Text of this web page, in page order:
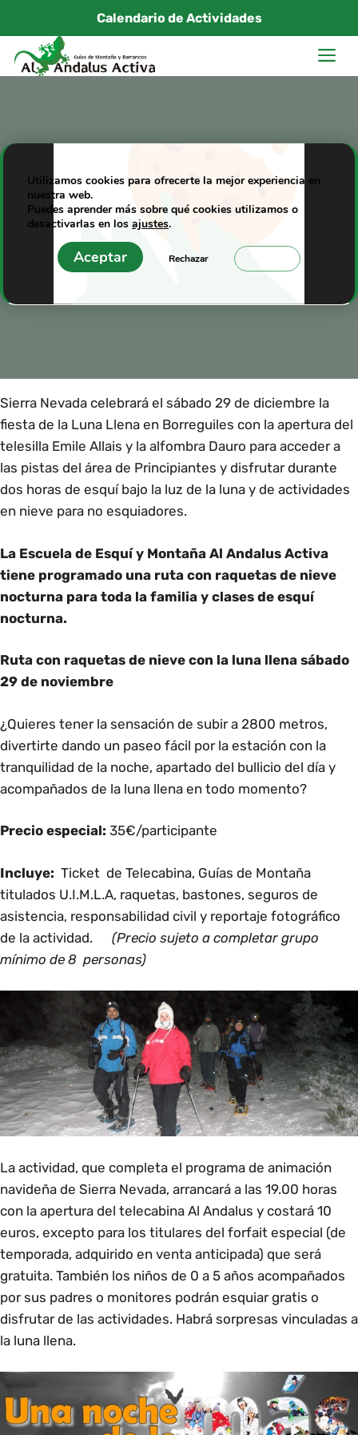
contenido
Calendario de Actividades
Sierra Nevada ruta de
raquetas de nieve con
luna llena en Navidad
25/12/2012 alandalus
Sierra Nevada celebrará el sábado 29 de diciembre la
fiesta de la Luna Llena en Borreguiles con la apertura del
telesilla Emile Allais y la alfombra Dauro para acceder a
las pistas del área de Principiantes y disfrutar durante
dos horas de esquí bajo la luz de la luna y de actividades
en nieve para no esquiadores.
La Escuela de Esquí y Montaña Al Andalus Activa
tiene programado una ruta con raquetas de nieve
nocturna para toda la familia y clases de esquí
nocturna.
Ruta con raquetas de nieve con la luna llena sábado
29 de noviembre
¿Quieres tener la sensación de subir a 2800 metros,
divertirte dando un paseo fácil por la estación con la
tranquilidad de la noche, apartado del bullicio del día y
acompañados de la luna llena en todo momento?
Precio especial: 35€/participante
Incluye: Ticket de Telecabina, Guías de Montaña
titulados U.I.M.L.A, raquetas, bastones, seguros de
asistencia, responsabilidad civil y reportaje fotográfico
de la actividad. (Precio sujeto a completar grupo
mínimo de 8 personas)
La actividad, que completa el programa de animación
navideña de Sierra Nevada, arrancará a las 19.00 horas
con la apertura del telecabina Al Andalus y costará 10
euros, excepto para los titulares del forfait especial (de
temporada, adquirido en venta anticipada) que será
gratuita. También los niños de 0 a 5 años acompañados
por sus padres o monitores podrán esquiar gratis o
disfrutar de las actividades. Habrá sorpresas vinculadas a
la luna llena.
Utilizamos cookies para ofrecerte la mejor experiencia en
nuestra web.
Puedes aprender más sobre qué cookies utilizamos o
desactivarlas en los ajustes.
Aceptar Rechazar